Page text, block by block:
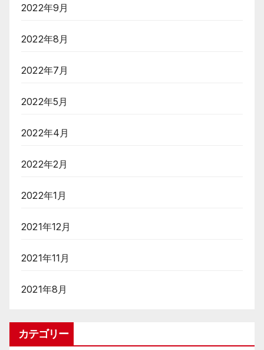
2022年9月
2022年8月
2022年7月
2022年5月
2022年4月
2022年2月
2022年1月
2021年12月
2021年11月
2021年8月
カテゴリー